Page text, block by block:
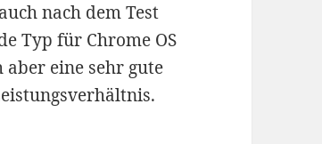
nach dem Test
Typ für Chrome OS
aber eine sehr gute
Online-Betriebsystem Chrome OS?